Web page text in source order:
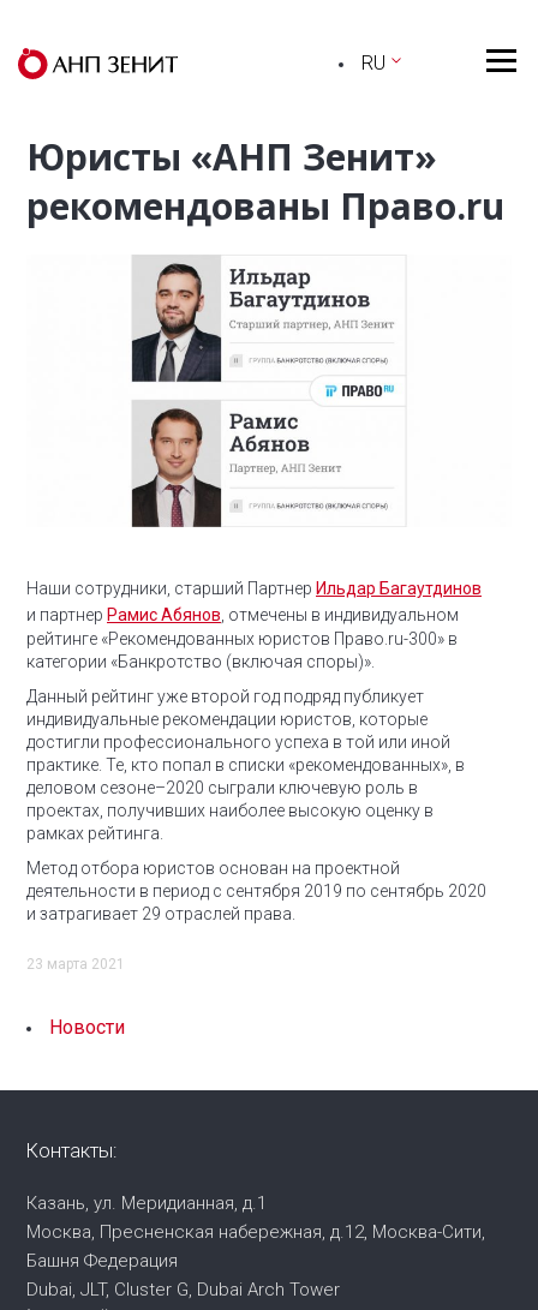
RU
Юристы «АНП Зенит»
рекомендованы Право.ru
Наши сотрудники, старший Партнер Ильдар Багаутдинов
и партнер Рамис Абянов, отмечены в индивидуальном
рейтинге «Рекомендованных юристов Право.ru-300» в
категории «Банкротство (включая споры)».
Данный рейтинг уже второй год подряд публикует
индивидуальные рекомендации юристов, которые
достигли профессионального успеха в той или иной
практике. Те, кто попал в списки «рекомендованных», в
деловом сезоне–2020 сыграли ключевую роль в
проектах, получивших наиболее высокую оценку в
рамках рейтинга.
Метод отбора юристов основан на проектной
деятельности в период с сентября 2019 по сентябрь 2020
и затрагивает 29 отраслей права.
23 марта 2021
Новости
Контакты:
Казань, ул. Меридианная, д.1
Москва, Пресненская набережная, д.12, Москва-Сити,
Башня Федерация
Dubai, JLT, Cluster G, Dubai Arch Tower